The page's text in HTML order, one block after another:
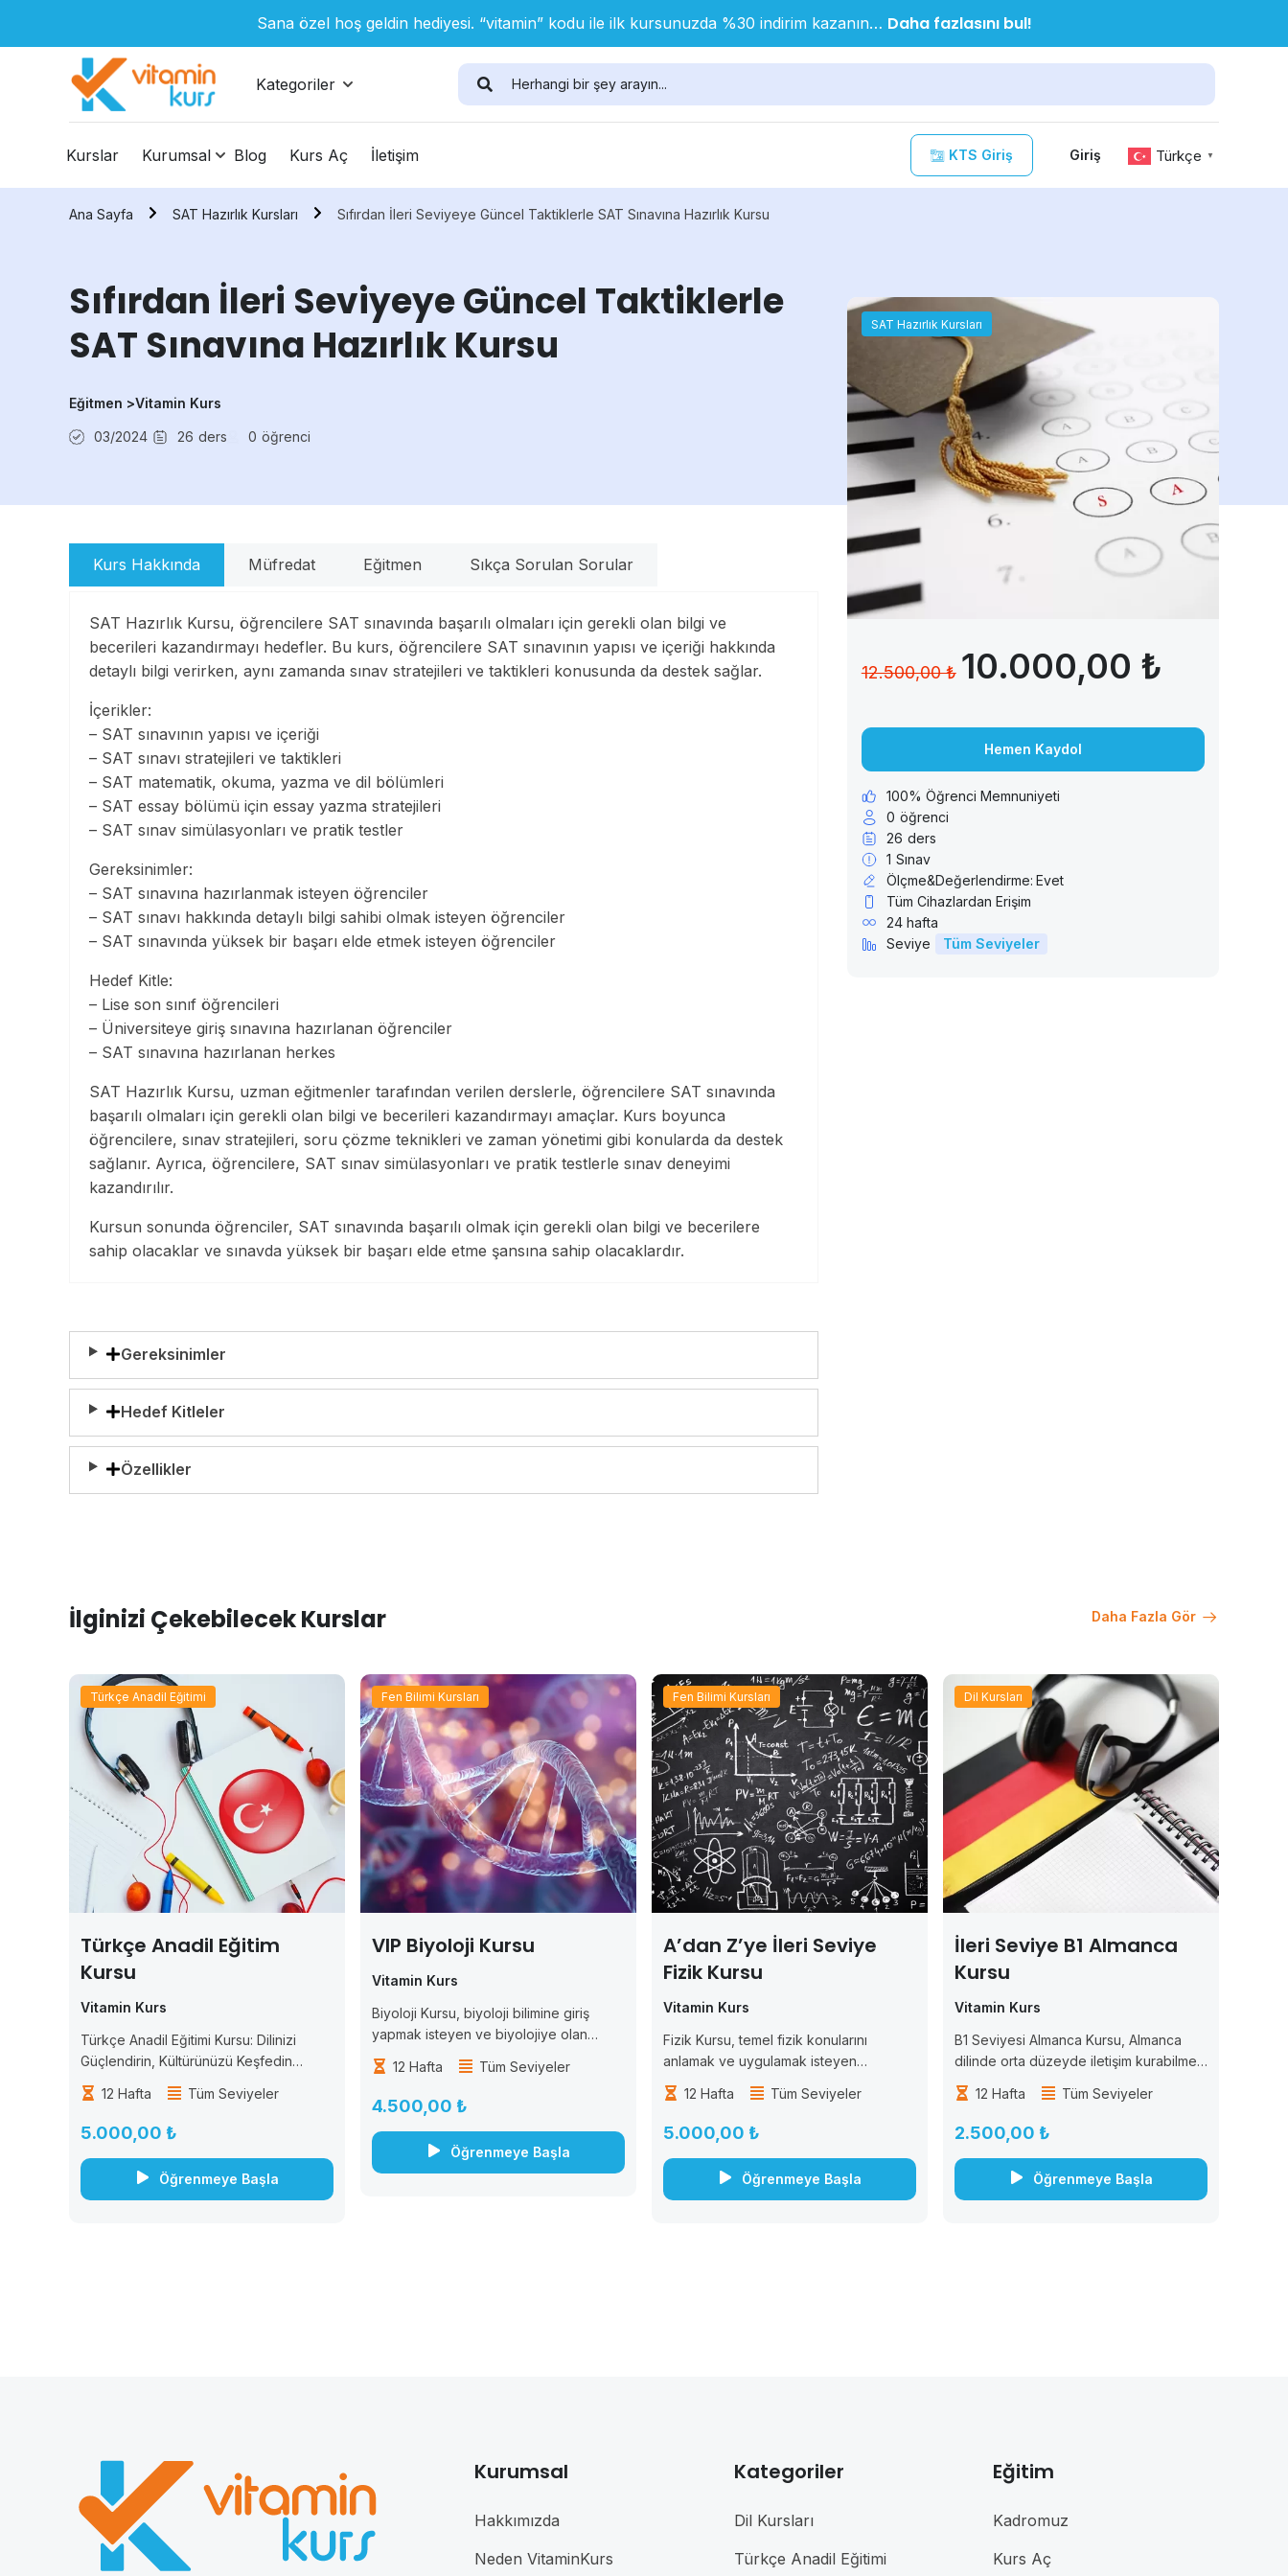
Sana özel hoş geldin hediyesi. “vitamin” kodu ile ilk kursunuzda %30 indirim kazanın… Daha fazlasını bul!
Kategoriler
Kurslar Kurumsal Blog Kurs Aç İletişim KTS Giriş Giriş Türkçe ▼
Ana Sayfa SAT Hazırlık Kursları Sıfırdan İleri Seviyeye Güncel Taktiklerle SAT Sınavına Hazırlık Kursu
Sıfırdan İleri Seviyeye Güncel Taktiklerle
SAT Sınavına Hazırlık Kursu
Eğitmen >Vitamin Kurs
03/2024 26 ders 0 öğrenci
Kurs Hakkında Müfredat Eğitmen Sıkça Sorulan Sorular
SAT Hazırlık Kursu, öğrencilere SAT sınavında başarılı olmaları için gerekli olan bilgi ve
becerileri kazandırmayı hedefler. Bu kurs, öğrencilere SAT sınavının yapısı ve içeriği hakkında
detaylı bilgi verirken, aynı zamanda sınav stratejileri ve taktikleri konusunda da destek sağlar.
İçerikler:
– SAT sınavının yapısı ve içeriği
– SAT sınavı stratejileri ve taktikleri
– SAT matematik, okuma, yazma ve dil bölümleri
– SAT essay bölümü için essay yazma stratejileri
– SAT sınav simülasyonları ve pratik testler
Gereksinimler:
– SAT sınavına hazırlanmak isteyen öğrenciler
– SAT sınavı hakkında detaylı bilgi sahibi olmak isteyen öğrenciler
– SAT sınavında yüksek bir başarı elde etmek isteyen öğrenciler
Hedef Kitle:
– Lise son sınıf öğrencileri
– Üniversiteye giriş sınavına hazırlanan öğrenciler
– SAT sınavına hazırlanan herkes
SAT Hazırlık Kursu, uzman eğitmenler tarafından verilen derslerle, öğrencilere SAT sınavında
başarılı olmaları için gerekli olan bilgi ve becerileri kazandırmayı amaçlar. Kurs boyunca
öğrencilere, sınav stratejileri, soru çözme teknikleri ve zaman yönetimi gibi konularda da destek
sağlanır. Ayrıca, öğrencilere, SAT sınav simülasyonları ve pratik testlerle sınav deneyimi
kazandırılır.
Kursun sonunda öğrenciler, SAT sınavında başarılı olmak için gerekli olan bilgi ve becerilere
sahip olacaklar ve sınavda yüksek bir başarı elde etme şansına sahip olacaklardır.
Gereksinimler
Hedef Kitleler
Özellikler
SAT Hazırlık Kursları
12.500,00 ₺ 10.000,00 ₺
Hemen Kaydol
100% Öğrenci Memnuniyeti
0 öğrenci
26 ders
1 Sınav
Ölçme&Değerlendirme: Evet
Tüm Cihazlardan Erişim
24 hafta
Seviye
Tüm Seviyeler
İlginizi Çekebilecek Kurslar Daha Fazla Gör
Türkçe Anadil Eğitimi
Türkçe Anadil Eğitim
Kursu
Vitamin Kurs
Türkçe Anadil Eğitimi Kursu: Dilinizi
Güçlendirin, Kültürünüzü Keşfedin
Türkçe, zengin tarih ve kültürel
mirasıyla dünyanın dikkat çeken
dillerinden biridir. “Türkçe Anadil Eğitimi
Kursu” ile dilinizi güçlendirin. İletişim
becerilerinizi geliştirin ve...
12 Hafta Tüm Seviyeler
5.000,00 ₺
Öğrenmeye Başla
Fen Bilimi Kursları
VIP Biyoloji Kursu
Vitamin Kurs
Biyoloji Kursu, biyoloji bilimine giriş
yapmak isteyen ve biyolojiye olan
ilgisini artırmak isteyen öğrenciler için
tasarlanmıştır. Bu kurs, biyoloji biliminde
temel kavramları anlamak ve biyolojik
sistemlerin işleyişini öğrenmek isteyen
herkes...
12 Hafta Tüm Seviyeler
4.500,00 ₺
Öğrenmeye Başla
Fen Bilimi Kursları
A’dan Z’ye İleri Seviye
Fizik Kursu
Vitamin Kurs
Fizik Kursu, temel fizik konularını
anlamak ve uygulamak isteyen
öğrenciler için tasarlanmıştır. Bu kurs,
öğrencilere fizik bilimine giriş yaparak,
temel fizik prensiplerini ve kavramlarını
anlamalarını sağlar. Kurs boyunca,
öğrencilere fiziksel...
12 Hafta Tüm Seviyeler
5.000,00 ₺
Öğrenmeye Başla
Dil Kursları
İleri Seviye B1 Almanca
Kursu
Vitamin Kurs
B1 Seviyesi Almanca Kursu, Almanca
dilinde orta düzeyde iletişim kurabilme
yeteneğine sahip olmak isteyen
öğrenciler için tasarlanmıştır. Bu kurs,
öğrencilere Almanca dilinde okuma,
yazma, konuşma ve dinleme
becerilerini geliştirmek için...
12 Hafta Tüm Seviyeler
2.500,00 ₺
Öğrenmeye Başla
Kurumsal
Hakkımızda
Neden VitaminKurs
Kategoriler
Dil Kursları
Türkçe Anadil Eğitimi
Eğitim
Kadromuz
Kurs Aç